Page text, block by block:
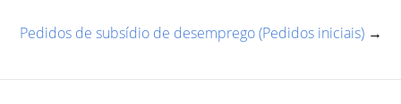
Pedidos de subsídio de desemprego (Pedidos iniciais) →